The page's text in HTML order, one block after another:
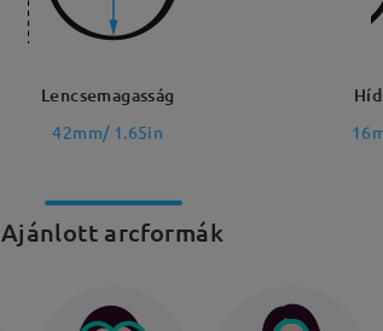
Lencsemagasság
42mm/ 1.65in
Ajánlott arcformák